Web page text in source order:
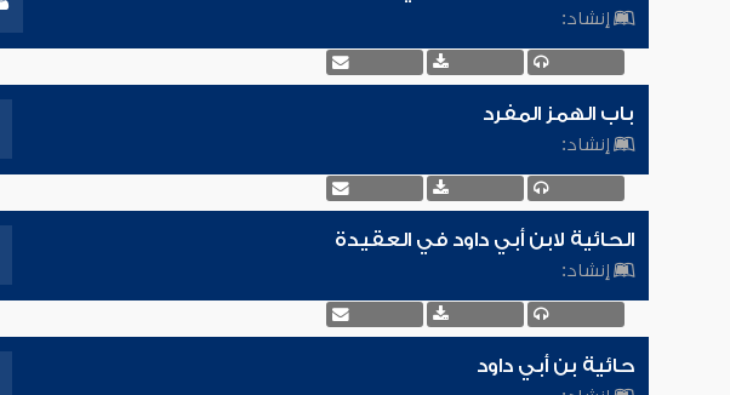
إنشاد:
باب الهمز المفرد
إنشاد:
الحائية لابن أبي داود في العقيدة
إنشاد:
حائية بن أبي داود